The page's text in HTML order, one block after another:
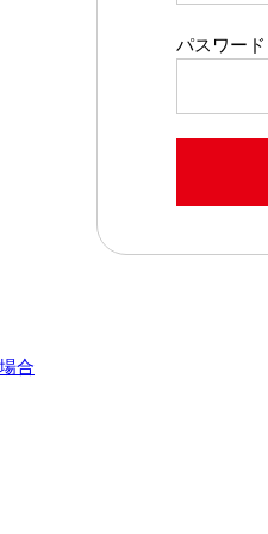
パスワード
合